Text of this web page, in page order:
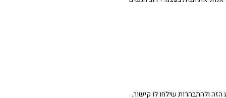
ולהתבהרות שילחו לו קישור.